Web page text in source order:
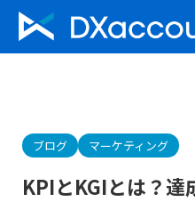
ブログ マーケティング
KPIとKGIとは？達